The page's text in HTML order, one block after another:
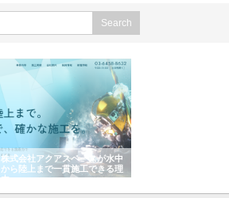
株式会社地盤調査事務所が選ば
れ続ける理由と建設コンサルの
強み